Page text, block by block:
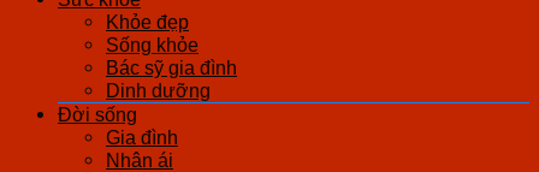
Khỏe đẹp
Sống khỏe
Bác sỹ gia đình
Dinh dưỡng
Đời sống
Gia đình
Nhân ái